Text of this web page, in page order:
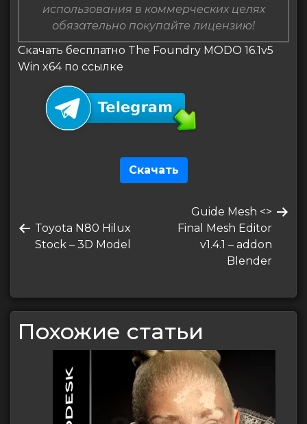
использования в коммерческих целях
обязательно покупайте лицензию!
Скачать бесплатно The Foundry MODO 16.1v5
Win x64 по ссылке
Скачать
по
записям
Предыдущая
запись
Toyota N80 Hilux
Stock – 3D Model
Следующая
запись
Guide Mesh <>
Final Mesh Editor
v1.4.1 – addon
Blender
Похожие статьи